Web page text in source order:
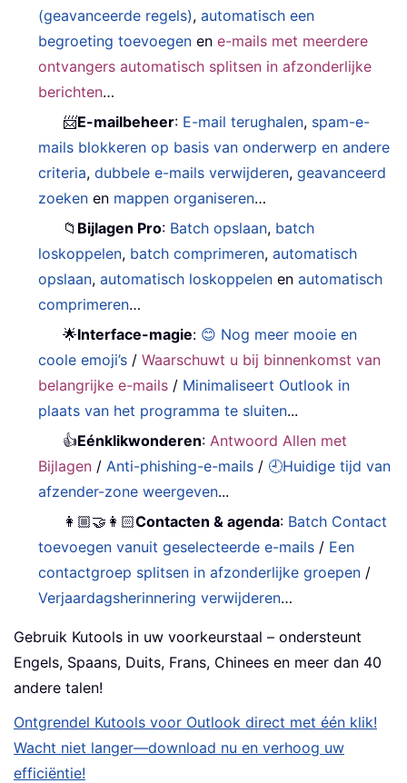
(geavanceerde regels),automatisch een
begroeting toevoegen ene-mails met meerdere
ontvangers automatisch splitsen in afzonderlijke
berichten…
📨E-mailbeheer: E-mail terughalen, spam-e-
mails blokkeren op basis van onderwerp en andere
criteria,dubbele e-mails verwijderen,geavanceerd
zoeken en mappen organiseren…
📁 Bijlagen Pro: Batch opslaan, batch
loskoppelen, batch comprimeren,automatisch
opslaan,automatisch loskoppelen enautomatisch
comprimeren…
🌟Interface-magie: 😊 Nog meer mooie en
coole emoji’s /Waarschuwt u bij binnenkomst van
belangrijke e-mails / Minimaliseert Outlook in
plaats van het programma te sluiten...
👍Eénklikwonderen: Antwoord Allen met
Bijlagen / Anti-phishing-e-mails / 🕘Huidige tijd van
afzender-zone weergeven...
👩🏼‍🤝‍👩🏻Contacten & agenda: Batch Contact
toevoegen vanuit geselecteerde e-mails / Een
contactgroep splitsen in afzonderlijke groepen /
Verjaardagsherinnering verwijderen…
Gebruik Kutools in uw voorkeurstaal – ondersteunt
Engels, Spaans, Duits, Frans, Chinees en meer dan 40
andere talen!
Ontgrendel Kutools voor Outlook direct met één klik!
Wacht niet langer—download nu en verhoog uw
efficiëntie!